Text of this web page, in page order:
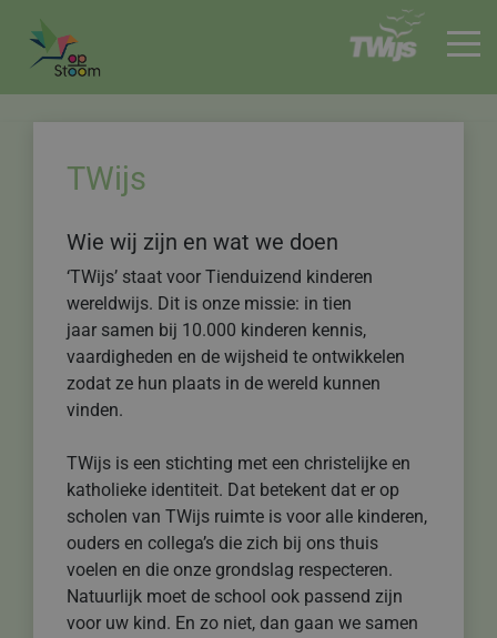
TWijs
Wie wij zijn en wat we doen
‘TWijs’ staat voor Tienduizend kinderen
wereldwijs. Dit is onze missie: in tien
jaar samen bij 10.000 kinderen kennis,
vaardigheden en de wijsheid te ontwikkelen
zodat ze hun plaats in de wereld kunnen
vinden.
TWijs is een stichting met een christelijke en
katholieke identiteit. Dat betekent dat er op
scholen van TWijs ruimte is voor alle kinderen,
ouders en collega’s die zich bij ons thuis
voelen en die onze grondslag respecteren.
Natuurlijk moet de school ook passend zijn
voor uw kind. En zo niet, dan gaan we samen